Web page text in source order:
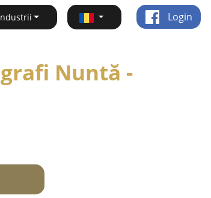
Login
Nuntă -